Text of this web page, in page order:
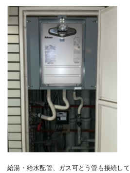
給湯・給水配管、ガス可とう管も接続して